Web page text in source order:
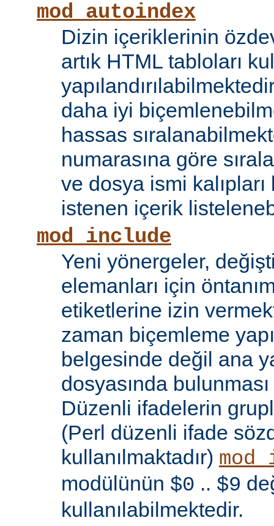
mod_autoindex
Dizin içeriklerinin
artık HTML tabloları
daha iyi
hassas
numarasına göre
ve dosya ismi
istenen içerik
mod_include
Yeni yönergeler,
elemanları için
etiketlerine izin
zaman biçemleme
belgesinde değil ana
dosyasında
Düzenli ifadelerin
(Perl düzenli ifade
kullanılmaktadır)
modülünün $0 .. $9
kullanılabilmektedir.